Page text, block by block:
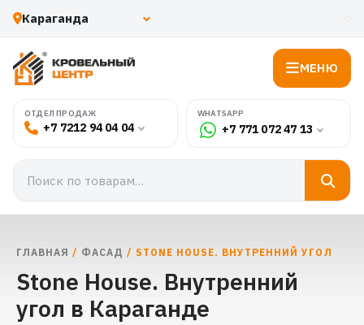
МЕНЮ
ОТДЕЛ ПРОДАЖ
+7 7212 94 04 04
WHATSAPP
+7 771 072 47 13
ГЛАВНАЯ / ФАСАД / STONE HOUSE. ВНУТРЕННИЙ УГОЛ
Stone House. Внутренний
угол в Караганде